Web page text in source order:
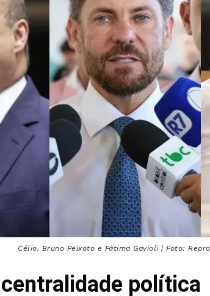
Célio, Bruno Peixoto e Fátima Gavioli | Foto:
política